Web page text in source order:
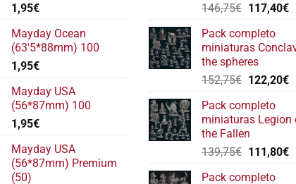
1,95€
Mayday Ocean
(63'5*88mm) 100
1,95€
Mayday USA
(56*87mm) 100
1,95€
Mayday USA
(56*87mm) Premium
(50)
146,75€ El
original
era:
146,75€.
117,40€
Pack completo
miniaturas
the spheres
152,75€ El
original
era:
152,75€.
122,20€
Pack completo
miniaturas Legion
the Fallen
139,75€ El
original
111,80€
Pack completo